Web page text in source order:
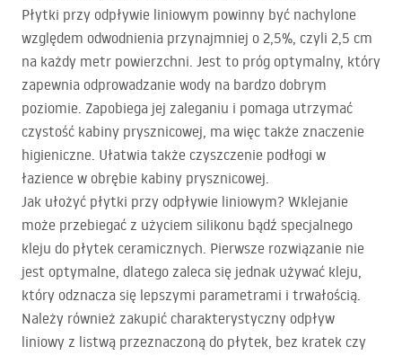
Płytki przy odpływie liniowym powinny być nachylone
względem odwodnienia przynajmniej o 2,5%, czyli 2,5 cm
na każdy metr powierzchni. Jest to próg optymalny, który
zapewnia odprowadzanie wody na bardzo dobrym
poziomie. Zapobiega jej zaleganiu i pomaga utrzymać
czystość kabiny prysznicowej, ma więc także znaczenie
higieniczne. Ułatwia także czyszczenie podłogi w
łazience w obrębie kabiny prysznicowej.
Jak ułożyć płytki przy odpływie liniowym? Wklejanie
może przebiegać z użyciem silikonu bądź specjalnego
kleju do płytek ceramicznych. Pierwsze rozwiązanie nie
jest optymalne, dlatego zaleca się jednak używać kleju,
który odznacza się lepszymi parametrami i trwałością.
Należy również zakupić charakterystyczny odpływ
liniowy z listwą przeznaczoną do płytek, bez kratek czy